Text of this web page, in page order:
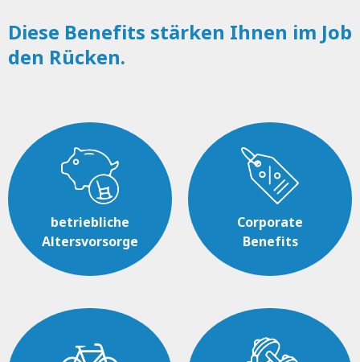
Diese Benefits stärken Ihnen im Job
den Rücken.
betriebliche
Altersvorsorge
Corporate
Benefits